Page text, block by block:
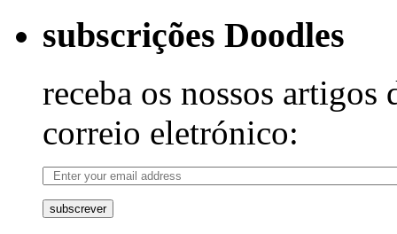
subscrições Doodles
receba os nossos artigos
correio eletrónico:
subscrever